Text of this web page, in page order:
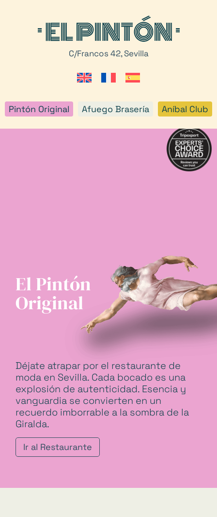
C/Francos 42, Sevilla
Pintón Original Afuego Brasería Aníbal Club
El Pintón
Original
Déjate atrapar por el restaurante de
moda en Sevilla. Cada bocado es una
explosión de autenticidad. Esencia y
vanguardia se convierten en un
recuerdo imborrable a la sombra de la
Giralda.
Ir al Restaurante